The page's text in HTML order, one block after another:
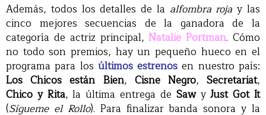
Además, todos los detalles de la alfombra roja y las
cinco mejores secuencias de la ganadora de la
categoría de actriz principal,Natalie Portman. Cómo
no todo son premios, hay un pequeño hueco en el
programa para los últimos estrenos en nuestro país:
Los Chicos están Bien, Cisne Negro,Secretariat,
Chico y Rita, la última entrega de SawyJust Got It
(Sígueme el Rollo). Para finalizar banda sonora y la